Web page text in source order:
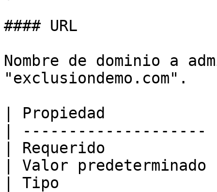
#### URL
Nombre de dominio a
"exclusiondemo.com".
| Propiedad
|
| Requerido
| Valor
| Tipo                 |